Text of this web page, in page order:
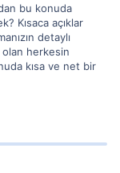
bu konuda
Kısaca açıklar
detaylı
olan herkesin
kısa ve net bir